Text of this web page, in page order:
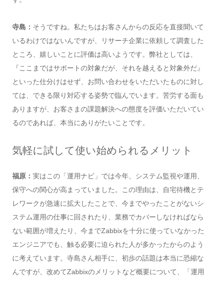
寺島： そうですね。私たちはお客さんからの反応を直接聞いて
いるわけではないんですが、リサーチ企業に依頼して調査した
ところ、嬉しいことに評価は高いようです。弊社としては、
『ここまではサポートの対象だが、それを越えると対象外だ』
といった仕分けはせず、お問い合わせをいただいたものに対し
ては、できる限り対応する姿勢で臨んでいます。苦労する面も
ありますが、お客さまの課題解決への態度を評価いただいてい
るのであれば、本当にありがたいことです。
気軽に試して使い始められるメリット
福原： 実はこの「運用ナビ」では今年、システム監視や運用、
保守への関心が高まっていました。この理由は、自宅待機とテ
レワークが急速に拡大したことで、今までやったことがないシ
ステム運用の仕事に回されたり、業務でカバーしなければなら
ない範囲が増えたり、今までZabbixを十分に使っていなかった
エンジニアでも、触る必要に迫られた人が多かったからのよう
に考えています。寺島さん相手に、初歩の話題は本当に恐縮な
んですが、改めてZabbixのメリットなど概要について、「運用